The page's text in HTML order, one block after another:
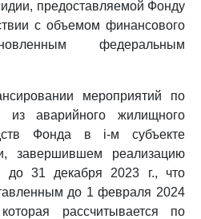
предоставляемой Фонду
с объемом финансового
федеральным
мероприятий по
из аварийного жилищного
Фонда в i-м субъекте
завершившем реализацию
до 31 декабря 2023 г., что
до 1 февраля 2024
рассчитывается по